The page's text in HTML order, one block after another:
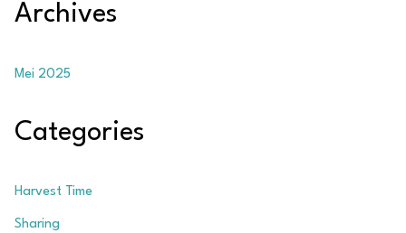
Archives
Mei 2025
Categories
Harvest Time
Sharing